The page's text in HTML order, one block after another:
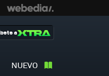
NUEVO
a